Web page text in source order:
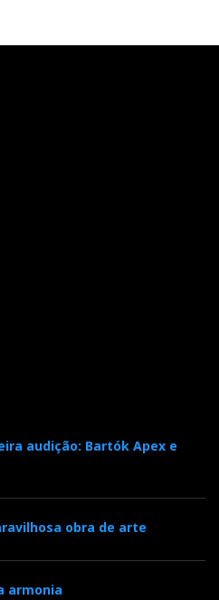
audição: Bartók Apex e
obra de arte
armonia